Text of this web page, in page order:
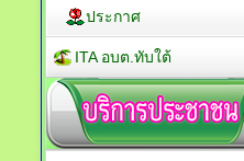
ประกาศ
ITA อบต.ทับใต้